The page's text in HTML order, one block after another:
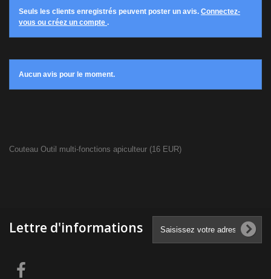
Seuls les clients enregistrés peuvent poster un avis. Connectez-
vous ou créez un compte .
Aucun avis pour le moment.
Couteau Outil multi-fonctions apiculteur (16 EUR)
Lettre d'informations